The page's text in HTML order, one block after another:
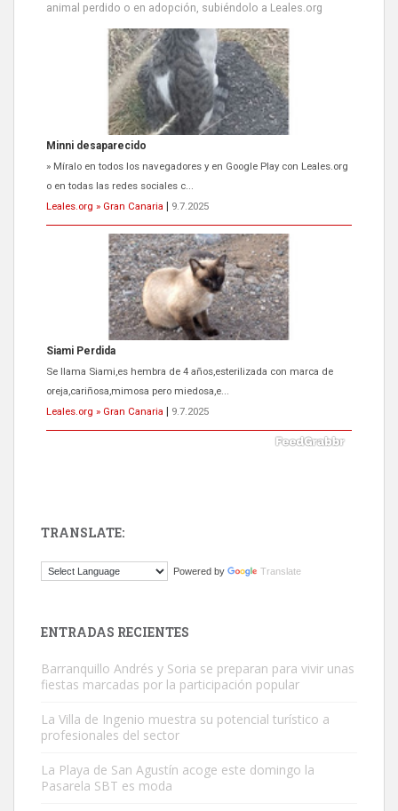
animal perdido o en adopción, subiéndolo a Leales.org
Minni desaparecido
» Míralo en todos los navegadores y en Google Play con Leales.org
o en todas las redes sociales c...
Leales.org » Gran Canaria
9.7.2025
Siami Perdida
Se llama Siami,es hembra de 4 años,esterilizada con marca de
oreja,cariñosa,mimosa pero miedosa,e...
Leales.org » Gran Canaria
9.7.2025
El ayuntamiento se va a llevar a Los Gatos callejeros de la zona los
Este gato macho ha aparecido en la calle hace menos de un mes,
TRANSLATE:
Powered by Translate
ENTRADAS RECIENTES
Barranquillo Andrés y Soria se preparan para vivir unas
fiestas marcadas por la participación popular
La Villa de Ingenio muestra su potencial turístico a
profesionales del sector
La Playa de San Agustín acoge este domingo la
Pasarela SBT es moda